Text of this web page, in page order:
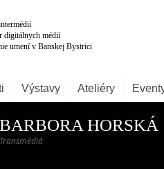
Výstavy Ateliéry
BARBORA HORSKÁ
Transmédiá